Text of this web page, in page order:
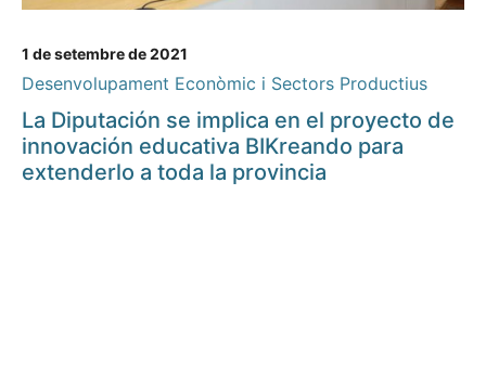
1 de setembre de 2021
Desenvolupament Econòmic i Sectors Productius
La Diputación se implica en el proyecto de
innovación educativa BIKreando para
extenderlo a toda la provincia